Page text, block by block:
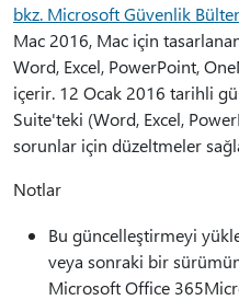
bkz. Microsoft Güvenlik
Mac 2016, Mac için
Word, Excel, PowerPoint,
içerir. 12 Ocak 2016 tarihli
Suite'teki (Word, Excel,
sorunlar için düzeltmeler
Notlar
Bu güncelleştirmeyi
veya sonraki bir
Microsoft Office